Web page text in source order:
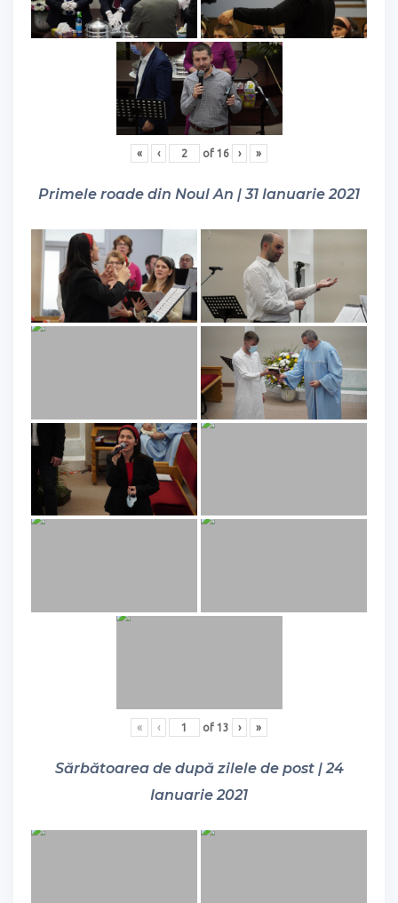
« ‹ of 16 › »
Primele roade din Noul An | 31 Ianuarie 2021
« ‹ of 13 › »
Sărbătoarea de după zilele de post | 24
Ianuarie 2021